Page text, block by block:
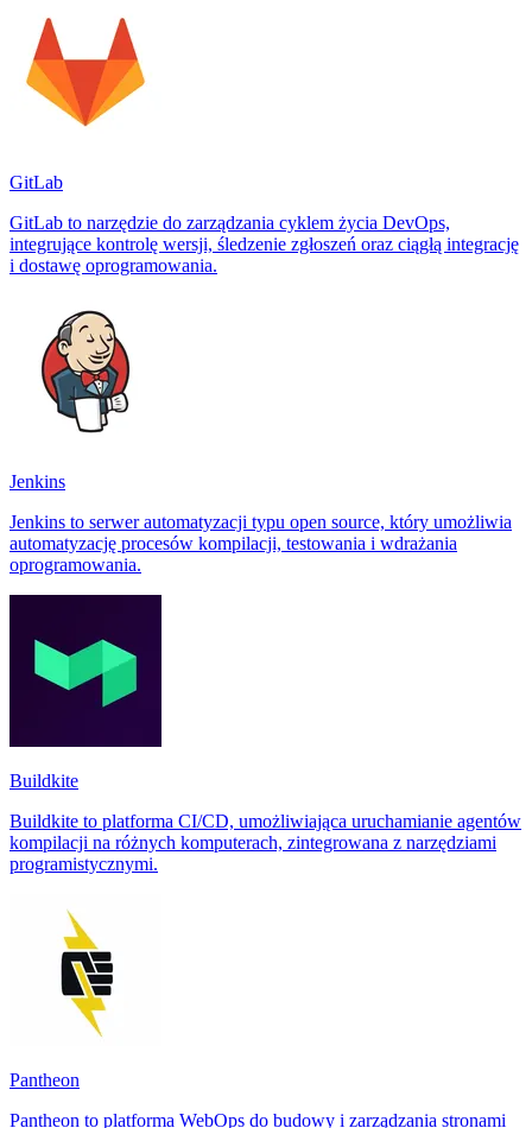
GitLab
GitLab to narzędzie do zarządzania cyklem życia DevOps,
integrujące kontrolę wersji, śledzenie zgłoszeń oraz ciągłą integrację
i dostawę oprogramowania.
Jenkins
Jenkins to serwer automatyzacji typu open source, który umożliwia
automatyzację procesów kompilacji, testowania i wdrażania
oprogramowania.
Buildkite
Buildkite to platforma CI/CD, umożliwiająca uruchamianie agentów
kompilacji na różnych komputerach, zintegrowana z narzędziami
programistycznymi.
Pantheon
Pantheon to platforma WebOps do budowy i zarządzania stronami